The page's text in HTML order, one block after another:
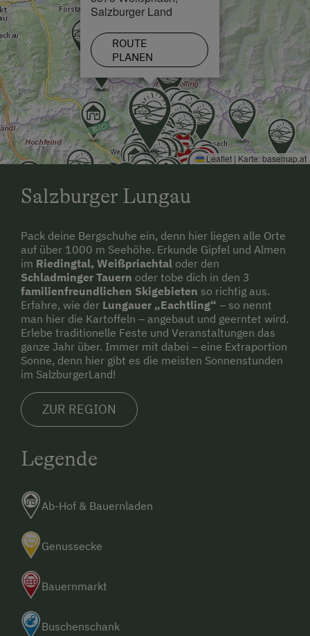
Salzburger Land
ROUTE
PLANEN
Leaflet | Karte:basemap.at
Salzburger Lungau
Pack deine Bergschuhe ein, denn hier liegen alle Orte
auf über 1000 m Seehöhe. Erkunde Gipfel und Almen
im Riedingtal, Weißpriachtal oder den
Schladminger Tauern oder tobe dich in den 3
familienfreundlichen Skigebieten so richtig aus.
Erfahre, wie der Lungauer „Eachtling“ – so nennt
man hier die Kartoffeln – angebaut und geerntet wird.
Erlebe traditionelle Feste und Veranstaltungen das
ganze Jahr über. Immer mit dabei – eine Extraportion
Sonne, denn hier gibt es die meisten Sonnenstunden
im SalzburgerLand!
ZUR REGION
Legende
Ab-Hof & Bauernladen
Genussecke
Bauernmarkt
Buschenschank